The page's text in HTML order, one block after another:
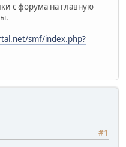
с форума на главную
smf/index.php?
#1